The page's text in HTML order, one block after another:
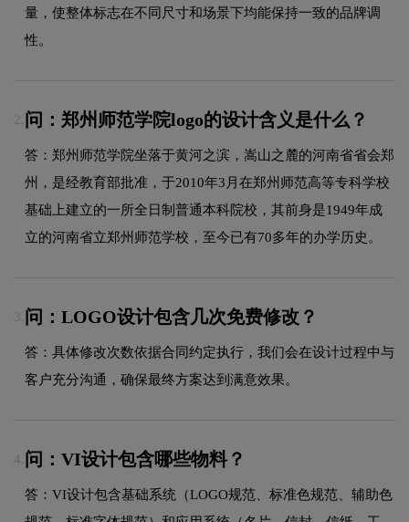
量，使整体标志在不同尺寸和场景下均能保持一致的品牌调
性。
2. 问：郑州师范学院logo的设计含义是什么？
答：郑州师范学院坐落于黄河之滨，嵩山之麓的河南省省会郑
州，是经教育部批准，于2010年3月在郑州师范高等专科学校
基础上建立的一所全日制普通本科院校，其前身是1949年成
立的河南省立郑州师范学校，至今已有70多年的办学历史。
3. 问：LOGO设计包含几次免费修改？
答：具体修改次数依据合同约定执行，我们会在设计过程中与
客户充分沟通，确保最终方案达到满意效果。
4. 问：VI设计包含哪些物料？
答：VI设计包含基础系统（LOGO规范、标准色规范、辅助色